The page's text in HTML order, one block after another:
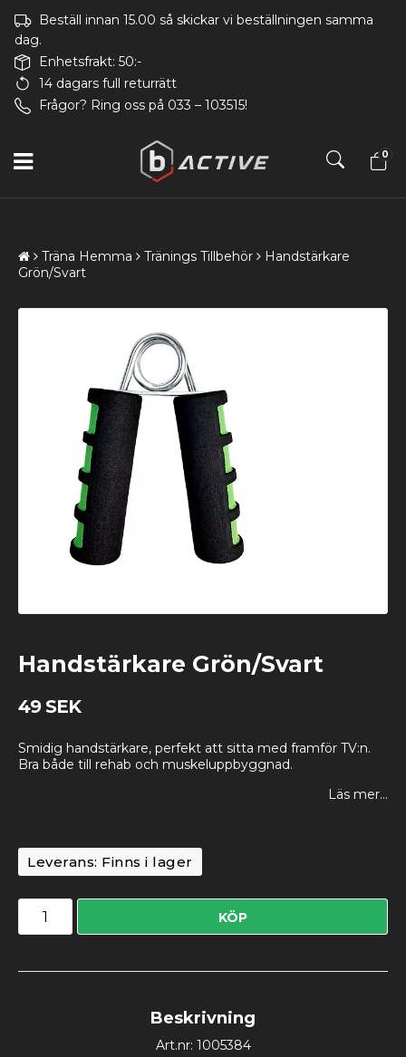
Beställ innan 15.00 så skickar vi beställningen samma
dag.
Enhetsfrakt: 50:-
14 dagars full returrätt
Frågor? Ring oss på 033 – 103515!
0
Träna Hemma Tränings Tillbehör
Handstärkare
Grön/Svart
Handstärkare Grön/Svart
49 SEK
Smidig handstärkare, perfekt att sitta med framför TV:n.
Bra både till rehab och muskeluppbyggnad.
Läs mer...
Leverans: Finns i lager
KÖP
Beskrivning
Art.nr: 1005384